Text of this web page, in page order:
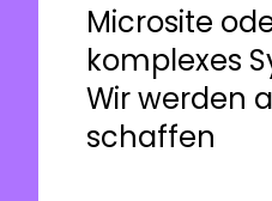
Microsite
komplexes
Wir werden
schaffen